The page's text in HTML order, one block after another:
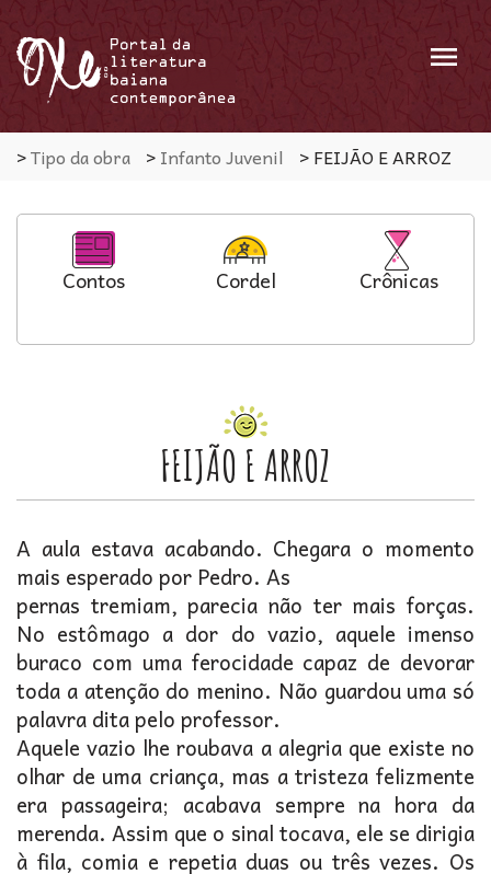
Menu
>Tipo da obra >Infanto Juvenil >FEIJÃO E ARROZ
Contos Cordel Crônicas
FEIJÃO E ARROZ
A aula estava acabando. Chegara o momento
mais esperado por Pedro. As
pernas tremiam, parecia não ter mais forças.
No estômago a dor do vazio, aquele imenso
buraco com uma ferocidade capaz de devorar
toda a atenção do menino. Não guardou uma só
palavra dita pelo professor.
Aquele vazio lhe roubava a alegria que existe no
olhar de uma criança, mas a tristeza felizmente
era passageira; acabava sempre na hora da
merenda. Assim que o sinal tocava, ele se dirigia
à fila, comia e repetia duas ou três vezes. Os